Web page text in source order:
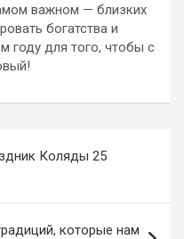
важном — близких
богатства и
году для того, чтобы с
Коляды 25
которые нам